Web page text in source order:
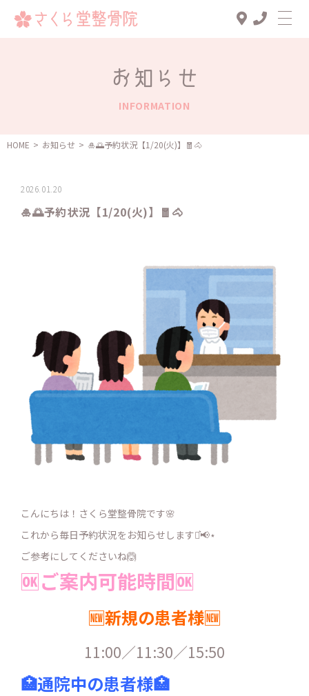
診療メニュー
スタッフ一覧
お知らせ
INFORMATION
HOME > お知らせ > 🎍🌅予約状況【1/20(火)】️️️🧧🐴
2026.01.20
🎍🌅予約状況【1/20(火)】️️️🧧🐴
こんにちは！さくら堂整骨院です🌸
これから毎日予約状況をお知らせします⋆͛📢⋆
ご参考にしてくださいね🙆
🆗ご案内可能時間🆗
🆕新規の患者様🆕
11:00／11:30／15:50
🏥通院中の患者様🏥